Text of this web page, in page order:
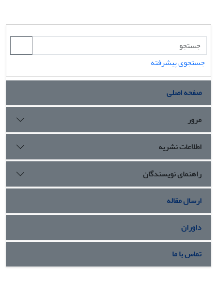
جستجوی پیشرفته
صفحه اصلی
مرور
اطلاعات نشریه
راهنمای نویسندگان
ارسال مقاله
داوران
تماس با ما